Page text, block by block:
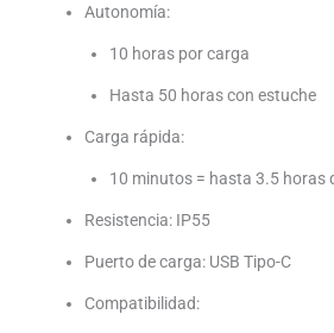
Autonomía:
10 horas por carga
Hasta 50 horas con estuche
Carga rápida:
10 minutos = hasta 3.5 horas
Resistencia: IP55
Puerto de carga: USB Tipo-C
Compatibilidad: